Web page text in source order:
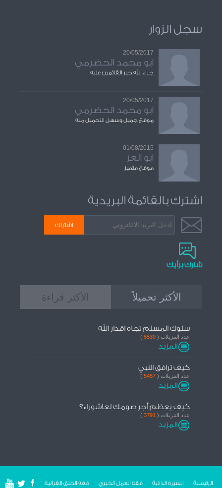
سجل الزوار
20/05/2017
ابو محمد الحضرمي
جزاء الله خير القائمين عليه
20/05/2017
ابو محمد الحضرمي
موقع جميل وسهل التحميل منه
01/08/2015
ابو العز
موقع متميز
اشترك بالقائمة البريدية
شارك برأيك
الأكثر تحميلاً الأكثر قراءة
سلوك المسلم تجاه اقدار الله
عدد التنزيلات ( 5539
)
المزيد
كيف ترافق النبي
عدد التنزيلات ( 5457
)
المزيد
كيف يعظم أجر صومك لعاشوراء؟
عدد التنزيلات ( 3791
)
المزيد
الرئيسية السيرة الذاتية فقه العمل الخيري فقه الحلق القراَنية